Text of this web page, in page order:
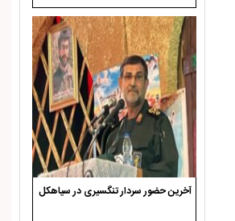
آخرین حضور سردار تنگسیری در سیاهکل